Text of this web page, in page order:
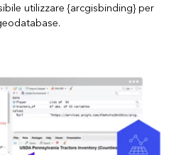
utilizzare {arcgisbinding} per